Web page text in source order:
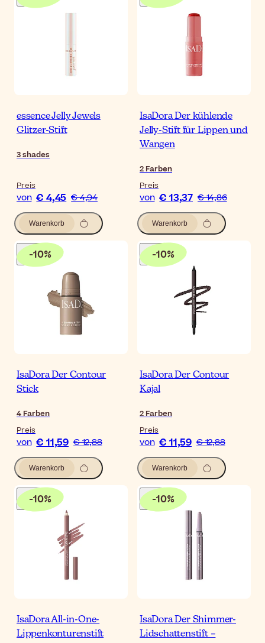
essence Jelly Jewels
Glitzer-Stift
3shades
Preis
von € 4,45 € 4,94
Warenkorb
IsaDora Der kühlende
Jelly-Stift für Lippen und
Wangen
2 Farben
Preis
von € 13,37 € 14,86
Warenkorb
-10%
IsaDora Der Contour
Stick
4 Farben
Preis
von € 11,59 € 12,88
Warenkorb
-10%
IsaDora Der Contour
Kajal
2 Farben
Preis
von € 11,59 € 12,88
Warenkorb
-10%
IsaDora All-in-One-
Lippenkonturenstift
-10%
IsaDora Der Shimmer-
Lidschattenstift –